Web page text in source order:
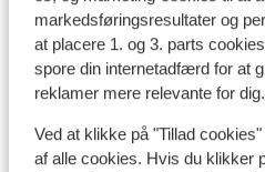
markedsføringsresultater og
at placere 1. og 3. parts
spore din internetadfærd for at
reklamer mere relevante for dig.
Ved at klikke på "Tillad
af alle cookies. Hvis du klikker
Se på